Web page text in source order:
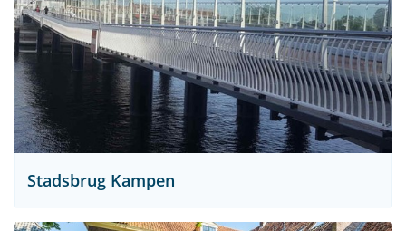
Stadsbrug Kampen